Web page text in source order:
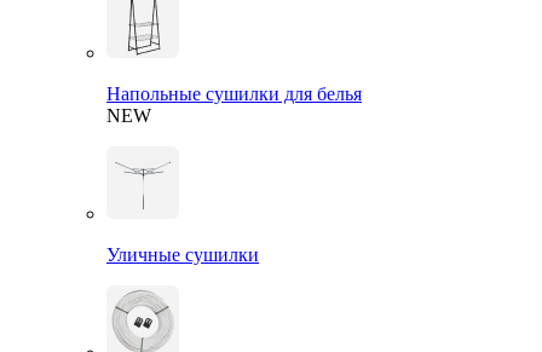
Напольные сушилки для белья
NEW
Уличные сушилки